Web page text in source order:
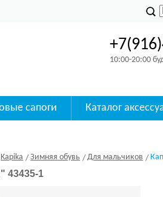
10:00-20:00
сапоги Каталог
Kapika Зимняя обувь Для мальчиков
43435-1